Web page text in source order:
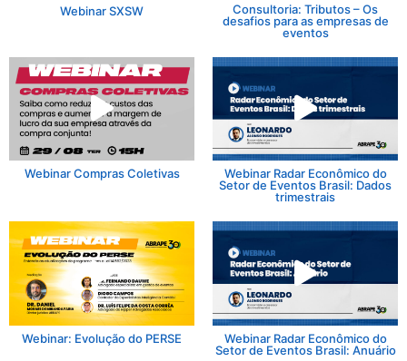
Webinar SXSW
Consultoria: Tributos – Os
desafios para as empresas de
eventos
Webinar Compras Coletivas
Webinar Radar Econômico do
Setor de Eventos Brasil: Dados
trimestrais
Webinar: Evolução do PERSE
Webinar Radar Econômico do
Setor de Eventos Brasil: Anuário